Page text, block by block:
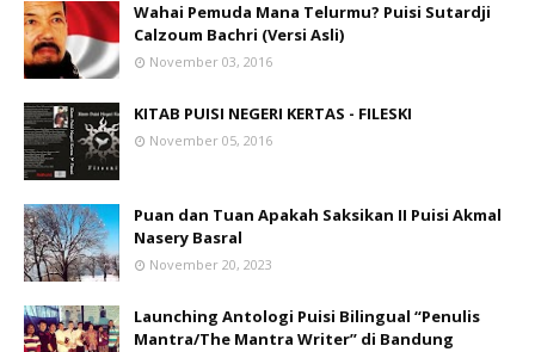
Wahai Pemuda Mana Telurmu? Puisi Sutardji
Calzoum Bachri (Versi Asli)
November 03, 2016
KITAB PUISI NEGERI KERTAS - FILESKI
November 05, 2016
Puan dan Tuan Apakah Saksikan II Puisi Akmal
Nasery Basral
November 20, 2023
Launching Antologi Puisi Bilingual “Penulis
Mantra/The Mantra Writer” di Bandung